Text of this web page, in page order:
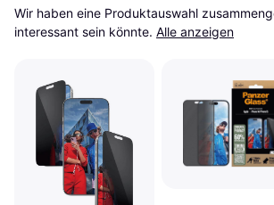
Wir haben eine Produktauswahl
interessant sein könnte. Alle anzeigen